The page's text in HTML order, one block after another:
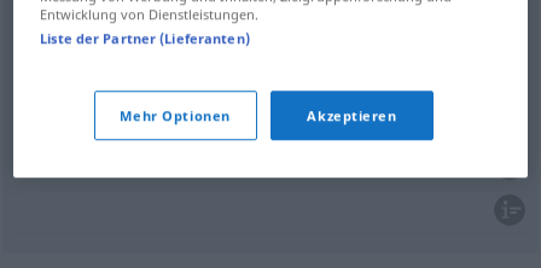
verbringen provestivrijeme
Entwicklung von Dienstleistungen.
Liste der Partner (Lieferanten)
Mehr Optionen Akzeptieren